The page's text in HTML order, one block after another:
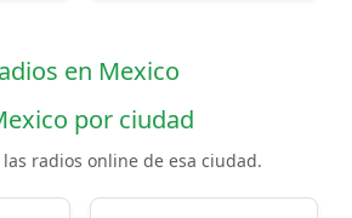
en Mexico
por ciudad
radios online de esa ciudad.